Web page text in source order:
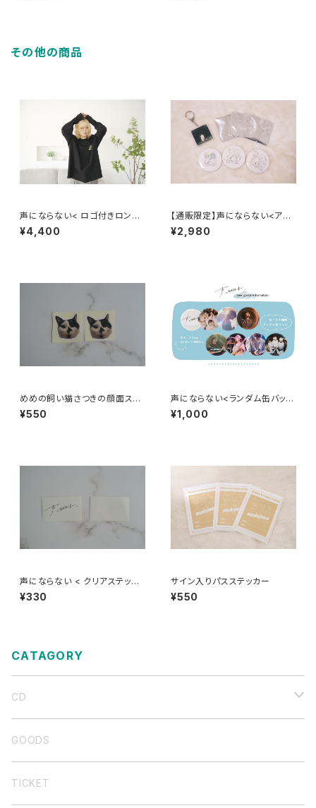
その他の商品
声にならない< ロゴ付きロンT
>
¥4,400
【通販限定】声にならない<アク
セサリーセット>
¥2,980
めめの飼い猫さつきの顔面ステ
ッカー
¥550
声にならない<ランダム缶バッヂ
>
¥1,000
声にならない < クリアステッカ
ー >
¥330
サイン入りパスステッカー
¥550
CATAGORY
CD
バンド音源
弾き語り集
GOODS
TICKET